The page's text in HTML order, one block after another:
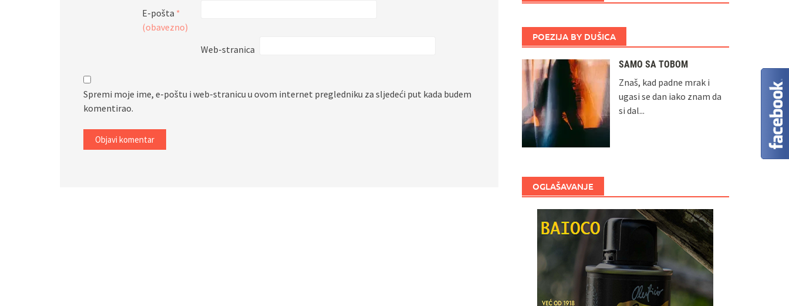
E-pošta *
(obavezno)
Web-stranica
Spremi moje ime, e-poštu i web-stranicu u ovom internet pregledniku za sljedeći put kada budem
komentirao.
POEZIJA BY DUŠICA
SAMO SA TOBOM
Znaš, kad padne mrak i
ugasi se dan iako znam da
si dal...
OGLAŠAVANJE